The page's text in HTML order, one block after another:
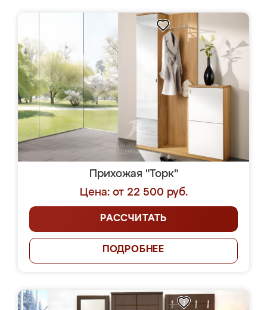
Прихожая "Торк"
Цена: от 22 500 руб.
РАССЧИТАТЬ
ПОДРОБНЕЕ